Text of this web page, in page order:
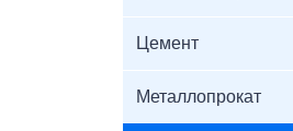
Цемент
Металлопрокат